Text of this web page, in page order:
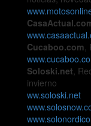
Cucaboo.com,
Soloski.net,
invierno
ww.soloski.net